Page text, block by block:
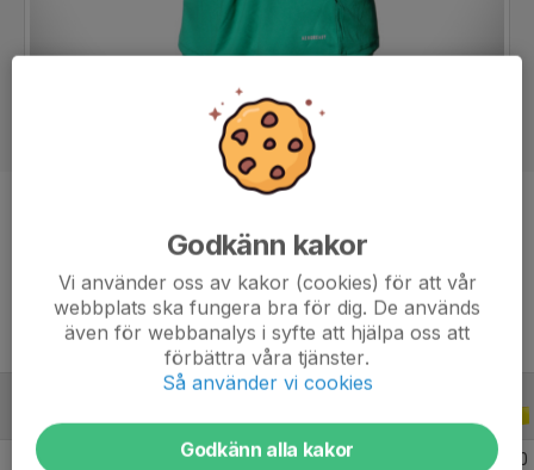
13 år
2026 0
Godkänn kakor
Vi använder oss av kakor (cookies) för att vår
webbplats ska fungera bra för dig. De används
även för webbanalys i syfte att hjälpa oss att
förbättra våra tjänster.
Så använder vi cookies
Godkänn alla kakor